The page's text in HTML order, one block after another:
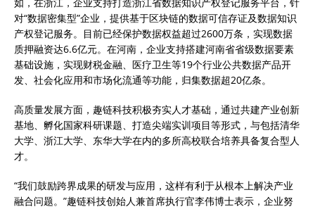
对“数据密集型”企业，提供基于区块链的数据可信存证及数据知识
产权登记服务。目前已经保护数据权益超过2600万条，实现数据
质押融资达6.6亿元。在河南，企业支持搭建河南省省级数据要素
基础设施，实现财税金融、医疗卫生等19个行业公共数据产品开
发、社会化应用和市场化流通等功能，归集数据超20亿条。
高质量发展方面，趣链科技积极夯实人才基础，通过共建产业创新
基地、孵化国家科研课题、打造尖端实训项目等形式，与包括清华
大学、浙江大学、东华大学在内的多所高校联合培养具备复合型人
才。
“我们鼓励跨界成果的研发与应用，这样有利于从根本上解决产业
融合问题。”趣链科技创始人兼首席执行官李伟博士表示，企业努